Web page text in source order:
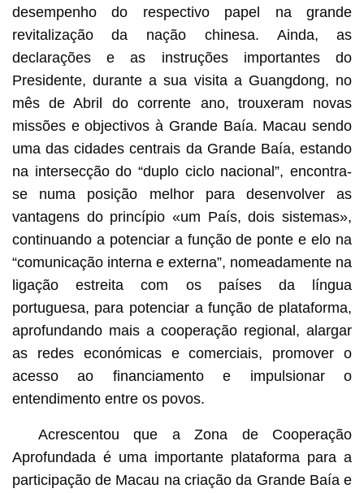
desempenho do respectivo papel na grande
revitalização da nação chinesa. Ainda, as
declarações e as instruções importantes do
Presidente, durante a sua visita a Guangdong, no
mês de Abril do corrente ano, trouxeram novas
missões e objectivos à Grande Baía. Macau sendo
uma das cidades centrais da Grande Baía, estando
na intersecção do “duplo ciclo nacional”, encontra-
se numa posição melhor para desenvolver as
vantagens do princípio «um País, dois sistemas»,
continuando a potenciar a função de ponte e elo na
“comunicação interna e externa”, nomeadamente na
ligação estreita com os países da língua
portuguesa, para potenciar a função de plataforma,
aprofundando mais a cooperação regional, alargar
as redes económicas e comerciais, promover o
acesso ao financiamento e impulsionar o
entendimento entre os povos.
Acrescentou que a Zona de Cooperação
Aprofundada é uma importante plataforma para a
participação de Macau na criação da Grande Baía e